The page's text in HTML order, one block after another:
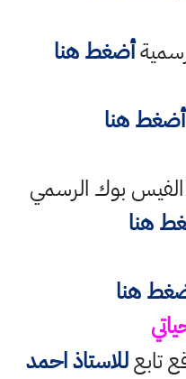
أضغط هنا
أضغط هنا
بوك الرسمي
هنا
هنا
تابعللاستاذ احمد